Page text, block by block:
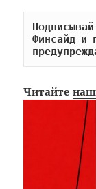
Финсайд и
Читайте